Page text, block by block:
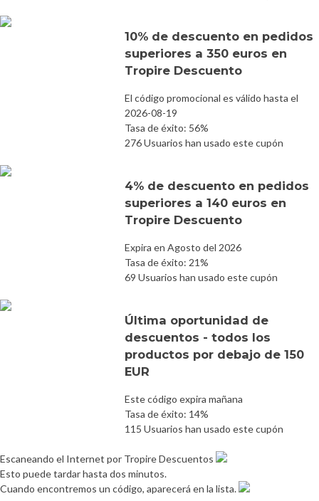
10% de descuento en pedidos
superiores a 350 euros en
Tropire Descuento
El código promocional es válido hasta el
2026-08-19
Tasa de éxito: 56%
276 Usuarios han usado este cupón
4% de descuento en pedidos
superiores a 140 euros en
Tropire Descuento
Expira en Agosto del 2026
Tasa de éxito: 21%
69 Usuarios han usado este cupón
Última oportunidad de
descuentos - todos los
productos por debajo de 150
EUR
Este código expira mañana
Tasa de éxito: 14%
115 Usuarios han usado este cupón
Escaneando el Internet por Tropire Descuentos
Esto puede tardar hasta dos minutos.
Cuando encontremos un código, aparecerá en la lista.